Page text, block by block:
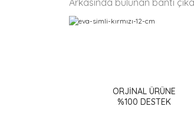
Arkasında bulunan bantı
Ürün resmi kalitesiz, bozuk
ORJİNAL ÜRÜNE
%100 DESTEK